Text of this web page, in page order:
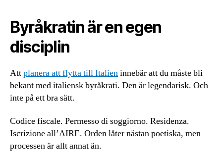
Byråkratin är en egen
disciplin
Attplanera att flytta till Italieninnebär att du måste bli
bekant med italiensk byråkrati. Den är legendarisk. Och
inte på ett bra sätt.
Codice fiscale. Permesso di soggiorno. Residenza.
Iscrizione all’AIRE. Orden låter nästan poetiska, men
processen är allt annat än.